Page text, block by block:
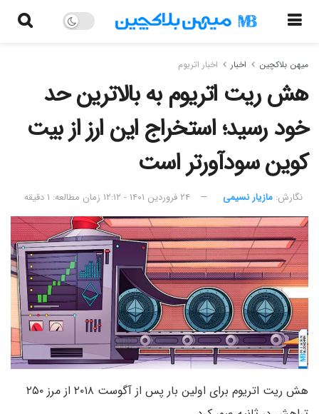
میهن بلاکچین اخبار اخبار اتریوم
هش ریت اتریوم به بالاترین حد
خود رسید؛ استخراج این ارز از بیت
کوین سودآورتر است
نگارش:‌ مازیار نسیمی ۲۴ فروردین ۱۴۰۱ - ۱۲:۱۲ زمان مطالعه: ۱ دقیقه
هش ریت اتریوم برای اولین بار پس از آگوست ۲۰۱۸ از مرز ۲۵۰